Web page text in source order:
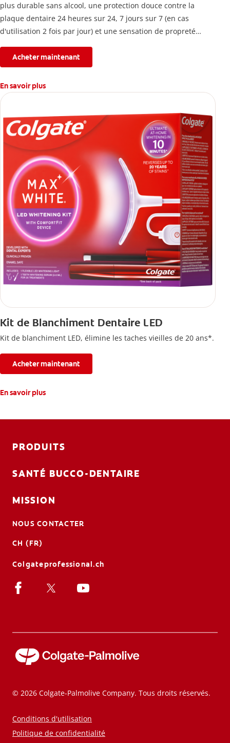
plus durable sans alcool, une protection douce contre la
plaque dentaire 24 heures sur 24, 7 jours sur 7 (en cas
d'utilisation 2 fois par jour) et une sensation de propreté
Acheter maintenant
En savoir plus
Kit de Blanchiment Dentaire LED
Kit de blanchiment LED, élimine les taches vieilles de 20 ans*.
Acheter maintenant
En savoir plus
PRODUITS
SANTÉ BUCCO-DENTAIRE
MISSION
NOUS CONTACTER
CH (FR)
Colgateprofessional.ch
© 2026 Colgate-Palmolive Company. Tous droits réservés.
Conditions d'utilisation
Politique de confidentialité